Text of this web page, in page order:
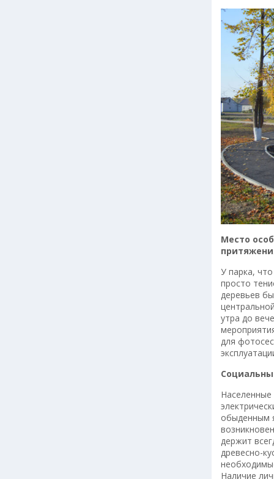
Место
У парка,
просто
деревьев
утра до
для
обыденным
держит
древесно-
Наличие